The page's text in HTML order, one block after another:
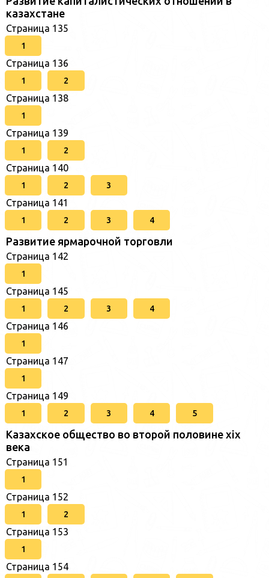
казахстане
Страница 135
1
Страница 136
1 2
Страница 138
1
Страница 139
1 2
Страница 140
1 2 3
Страница 141
1 2 3 4
Развитие ярмарочной торговли
Страница 142
1
Страница 145
1 2 3 4
Страница 146
1
Страница 147
1
Страница 149
1 2 3 4 5
Казахское общество во второй половине хіх
века
Страница 151
1
Страница 152
1 2
Страница 153
1
Страница 154